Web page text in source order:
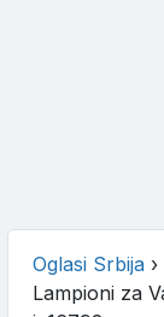
Oglasi Srbija ›
Lampioni za